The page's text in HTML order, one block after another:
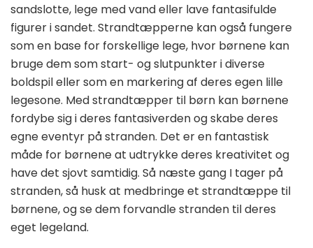
sandslotte, lege med vand eller lave fantasifulde
figurer i sandet. Strandtæpperne kan også fungere
som en base for forskellige lege, hvor børnene kan
bruge dem som start- og slutpunkter i diverse
boldspil eller som en markering af deres egen lille
legesone. Med strandtæpper til børn kan børnene
fordybe sig i deres fantasiverden og skabe deres
egne eventyr på stranden. Det er en fantastisk
måde for børnene at udtrykke deres kreativitet og
have det sjovt samtidig. Så næste gang I tager på
stranden, så husk at medbringe et strandtæppe til
børnene, og se dem forvandle stranden til deres
eget legeland.